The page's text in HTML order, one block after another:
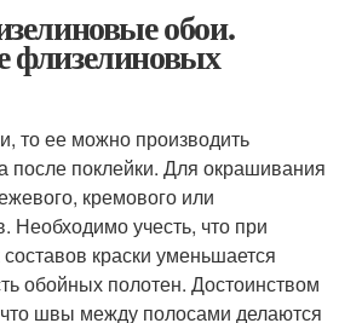
обои.
то ее можно производить
после поклейки. Для окрашивания
кремового или
Необходимо учесть, что при
краски уменьшается
обойных полотен. Достоинством
что швы между полосами делаются